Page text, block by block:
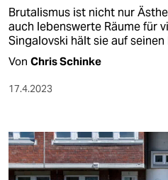
Brutalismus ist nicht nur
auch lebenswerte Räume für
Singalovski hält sie auf
Von Chris Schinke
17.4.2023